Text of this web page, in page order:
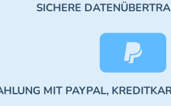
SICHERE
MIT PAYPAL,